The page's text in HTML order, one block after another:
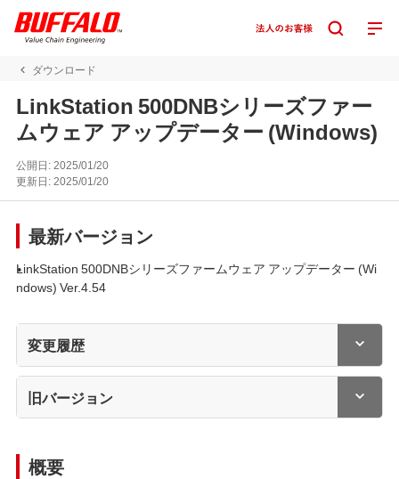
ダウンロード
LinkStation 500DNBシリーズファー
ムウェア アップデーター (Windows)
公開日:2025/01/20
更新日:2025/01/20
最新バージョン
LinkStation 500DNBシリーズファームウェア アップデーター (Wi
ndows) Ver.4.54
変更履歴
旧バージョン
概要